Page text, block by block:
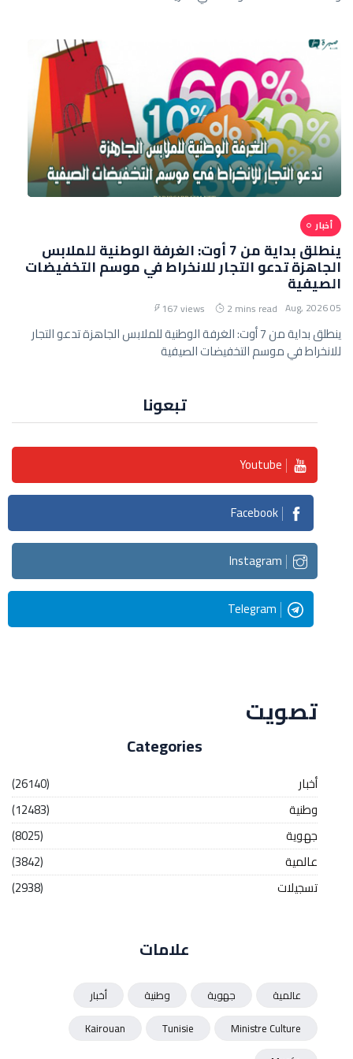
أخبار
ينطلق بداية من 7 أوت: الغرفة الوطنية للملابس
الجاهزة تدعو التجار للانخراط في موسم التخفيضات
الصيفية
05 Aug, 2026
2 mins read
167 views
ينطلق بداية من 7 أوت: الغرفة الوطنية للملابس الجاهزة تدعو التجار
للانخراط في موسم التخفيضات الصيفية
تبعونا
Youtube
Facebook
Instagram
Telegram
تصويت
Categories
أخبار
(26140)
وطنية
(12483)
جهوية
(8025)
عالمية
(3842)
تسجيلات
(2938)
علامات
عالمية جهوية وطنية
أخبار
Ministre Culture
Tunisie
Kairouan